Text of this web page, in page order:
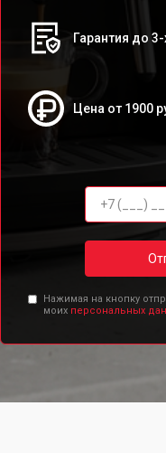
Гарантия до
Цена от 1900
Нажимая на кнопку
моих персональных